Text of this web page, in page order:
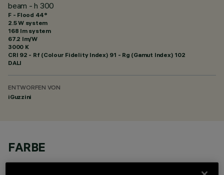
beam - h 300
F - Flood 44°
2.5 W system
168 lm system
67.2 lm/W
3000 K
CRI 92 - Rf (Colour Fidelity Index) 91 - Rg (Gamut Index) 102
DALI
ENTWORFEN VON
iGuzzini
FARBE